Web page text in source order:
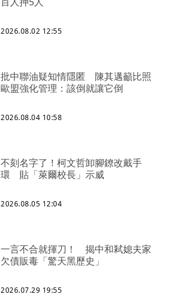
2026.08.02 12:55
批中聯油疑知情隱匿 陳其邁籲比照
歐盟強化管理：該倒就讓它倒
2026.08.04 10:58
不刻名字了！柯文哲卸腳鐐改戴手
環 貼「萊爾校長」示威
2026.08.05 12:04
一言不合就揮刀！ 揭中和弒媳夫家
欠債販毒「驚天黑歷史」
2026.07.29 19:55